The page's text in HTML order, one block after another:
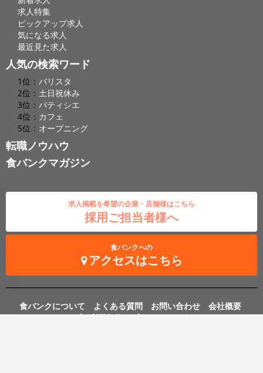
求人特集
ピックアップ求人
気になる求人
最近見た求人
人気の検索ワード
1位： バリスタ
2位： 土日祝休み
3位： パティシエ
4位： カフェ
5位： オープニング
転職ノウハウ
食バンクマガジン
求人掲載を希望の企業・店舗様はこちら
採用ご担当者様へ
食バンクへの
アクセスはこちら
食バンクについて よくある質問 お問い合わせ
会社概要
アクセスマップ
利用規約 プライバシーポリシー RSS